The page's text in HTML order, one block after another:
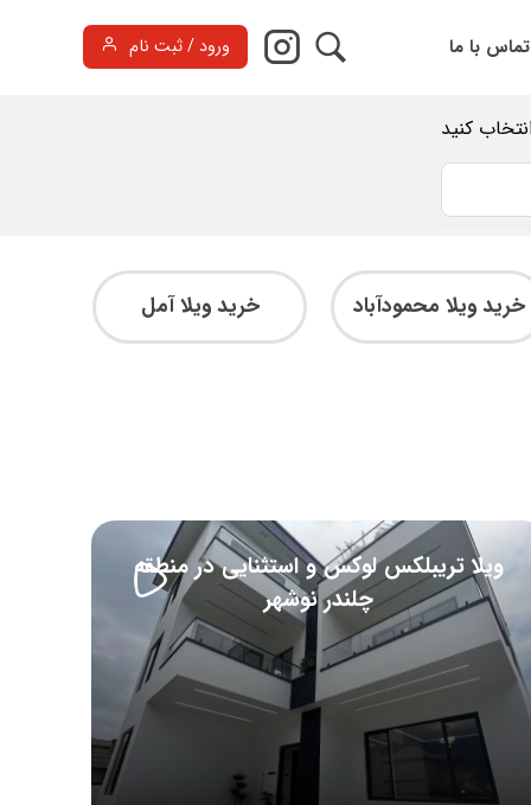
تماس با ما ورود / ثبت نام
کنید
خرید ویلا محمودآباد خرید ویلا آمل
ویلا تریبلکس لوکس و استثنایی در منطقه
چلندر نوشهر